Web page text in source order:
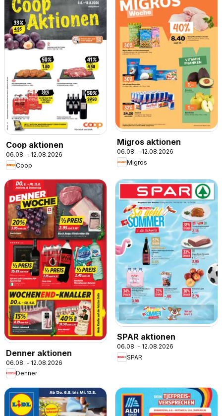
Coop aktionen
06.08. - 12.08.2026
Coop
Migros aktionen
06.08. - 12.08.2026
Migros
Denner aktionen
06.08. - 12.08.2026
Denner
SPAR aktionen
06.08. - 12.08.2026
SPAR